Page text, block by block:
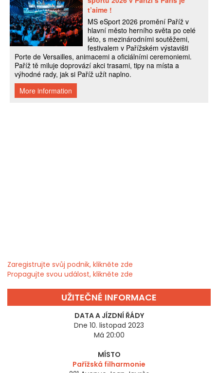
Zaregistrujte svůj podnik, klikněte zde
Propagujte svou událost, klikněte zde
UŽITEČNÉ INFORMACE
DATA A JÍZDNÍ ŘÁDY
Dne 10. listopad 2023
Má 20:00
MÍSTO
Pařížská filharmonie